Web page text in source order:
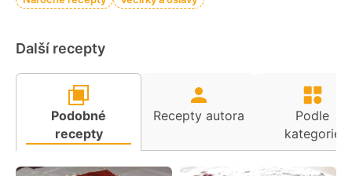
Další recepty
Podobné
recepty
Recepty autora
Podle
kategorie